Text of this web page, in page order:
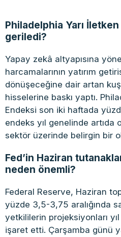
Philadelphia Yarı
geriledi?
Yapay zekâ altyapısına
harcamalarının yatırım
dönüşeceğine dair artan
hisselerine baskı yaptı.
Endeksi son iki haftada
endeks yıl genelinde artıda
sektör üzerinde belirgin bir
Fed’in Haziran
neden önemli?
Federal Reserve, Haziran
yüzde 3,5-3,75 aralığında
yetkililerin projeksiyonları
işaret etti. Çarşamba günü